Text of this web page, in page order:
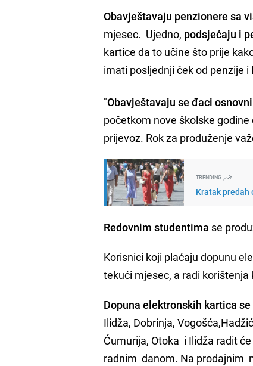
Obavještavaju penzionere sa
mjesec. Ujedno, podsjećaju i
kartice da to učine što prije
imati posljednji ček od penzije i
"Obavještavaju se đaci
početkom nove školske
prijevoz. Rok za produženje
TRENDING
Kratak predah
Redovnim studentima se
Korisnici koji plaćaju dopunu
tekući mjesec, a radi korištenja
Dopuna elektronskih kartica
Ilidža, Dobrinja,
Ćumurija, Otoka i Ilidža radit
radnim danom. Na prodajnim